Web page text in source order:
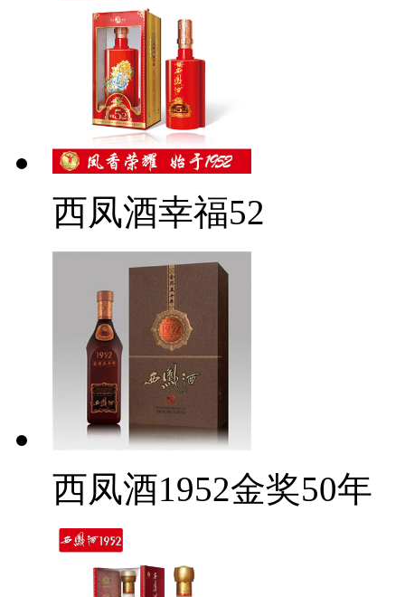
西凤酒幸福52
西凤酒1952金奖50年